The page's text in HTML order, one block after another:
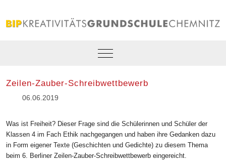
Mobile Menu Toggle
Zeilen-Zauber-Schreibwettbewerb
06.06.2019
Was ist Freiheit? Dieser Frage sind die Schülerinnen und Schüler der
Klassen 4 im Fach Ethik nachgegangen und haben ihre Gedanken dazu
in Form eigener Texte (Geschichten und Gedichte) zu diesem Thema
beim 6. Berliner Zeilen-Zauber-Schreibwettbewerb eingereicht.